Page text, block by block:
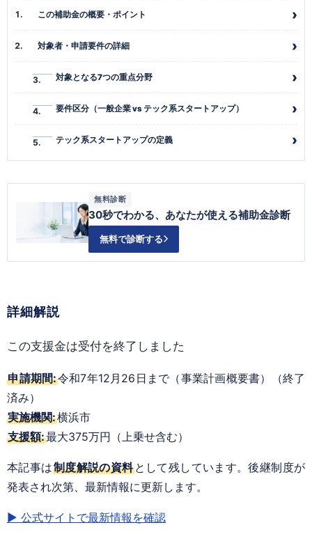
この補助金の概要・ポイント
対象者・申請要件の詳細
対象となる7つの重点分野
要件区分（一般企業 vs テック系スタートアップ）
テック系スタートアップの定義
無料診断
30秒でわかる、あなたが使える補助金診断
無料で診断する
詳細解説
この支援金は受付を終了しました
申請期間:令和7年12月26日まで（事業計画概要書）（終了
済み）
実施機関:横浜市
支援額:最大375万円（上乗せ含む）
本記事は制度解説の資料として残しています。後継制度が
発表され次第、最新情報に更新します。
▶ 公式サイトで最新情報を確認